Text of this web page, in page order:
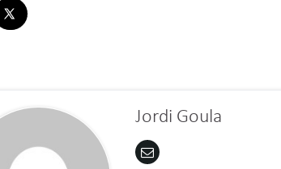
Jordi Goula